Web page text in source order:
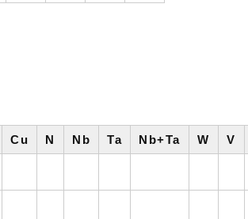
Cu N Nb Ta Nb+Ta W V